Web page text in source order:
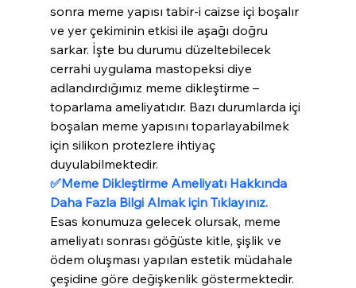
sonra meme yapısı tabir-i caizse içi boşalır
ve yer çekiminin etkisi ile aşağı doğru
sarkar. İşte bu durumu düzeltebilecek
cerrahi uygulama mastopeksi diye
adlandırdığımız meme dikleştirme –
toparlama ameliyatıdır. Bazı durumlarda içi
boşalan meme yapısını toparlayabilmek
için silikon protezlere ihtiyaç
duyulabilmektedir.
✅Meme Dikleştirme Ameliyatı Hakkında
Daha Fazla Bilgi Almak için Tıklayınız.
Esas konumuza gelecek olursak, meme
ameliyatı sonrası göğüste kitle, şişlik ve
ödem oluşması yapılan estetik müdahale
çeşidine göre değişkenlik göstermektedir.